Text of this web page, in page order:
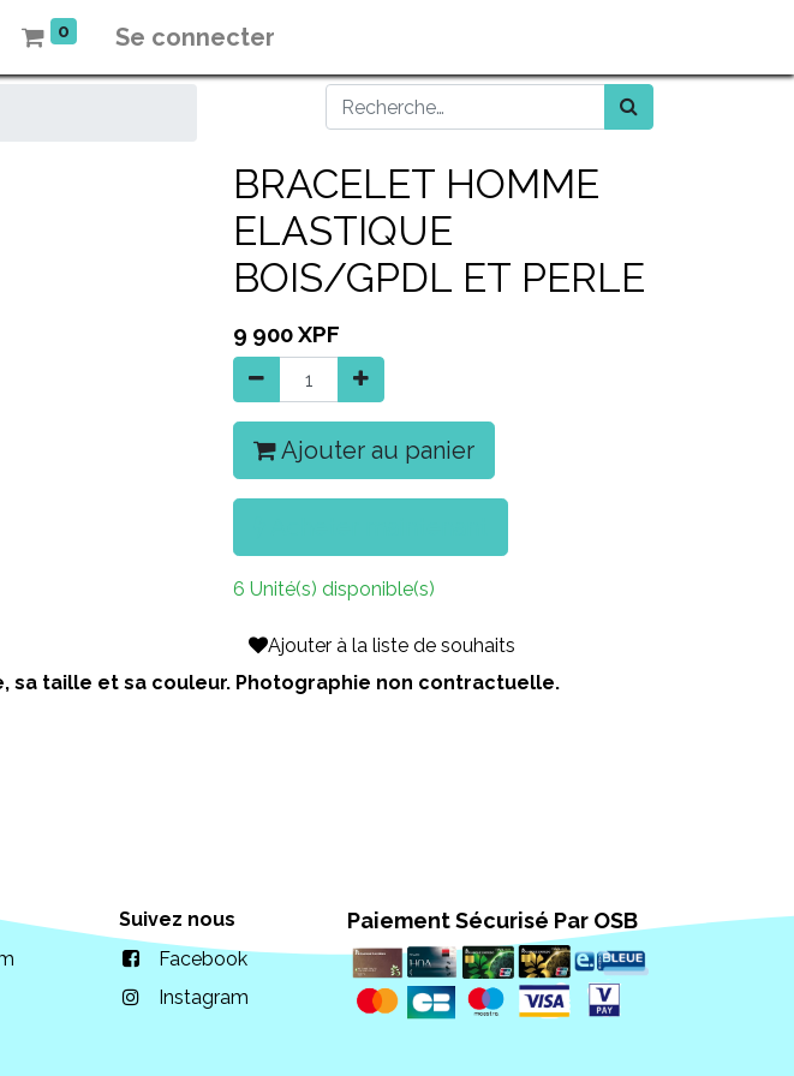
0 Se connecter
BRACELET HOMME
ELASTIQUE
BOIS/GPDL ET PERLE
9 900XPF
Ajouter au panier
6 Unité(s) disponible(s)
Ajouter à la liste de souhaits
sa taille et sa couleur. Photographie non contractuelle.
Suivez nous
Facebook
Instagram
Paiement Sécurisé Par OSB